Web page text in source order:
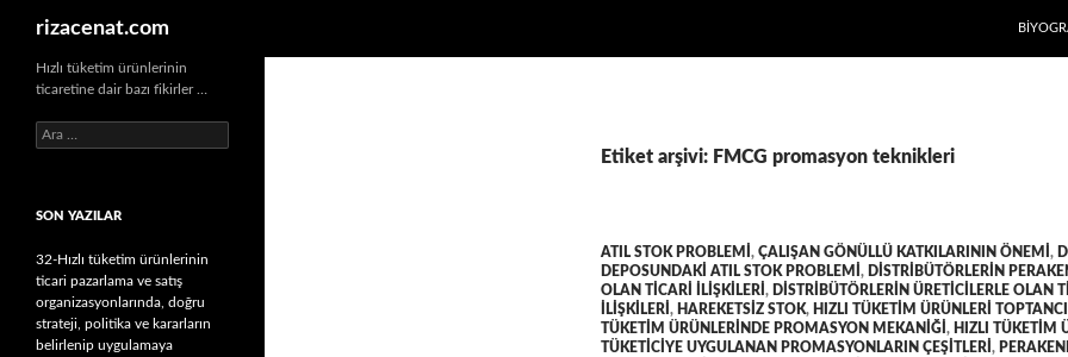
rizacenat.com
Etiket arşivi: FMCG promasyon teknikleri
ATIL STOK PROBLEMI , ÇALIŞAN GÖNÜLLÜ KATKILARININ ÖNEMI ,
DEPOSUNDAKI ATIL STOK PROBLEMI , DISTRIBÜTÖRLERIN
OLAN TICARI ILIŞKILERI , DISTRIBÜTÖRLERIN ÜRETICILERLE OLAN
ILIŞKILERI , HAREKETSIZ STOK, HIZLI TÜKETIM ÜRÜNLERI
TÜKETIM ÜRÜNLERINDE PROMASYON MEKANIĞI , HIZLI TÜKETIM
TÜKETICIYE UYGULANAN PROMASYONLARIN ÇEŞITLERI ,
Hızlı tüketim ürünlerinin
ticaretine dair bazı fikirler …
A
r
a
SON YAZILAR
32-Hızlı tüketim ürünlerinin
ticari pazarlama ve satış
organizasyonlarında, doğru
strateji, politika ve kararların
belirlenip uygulamaya